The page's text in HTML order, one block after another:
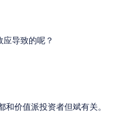
导致的呢？
价值派投资者但斌有关。